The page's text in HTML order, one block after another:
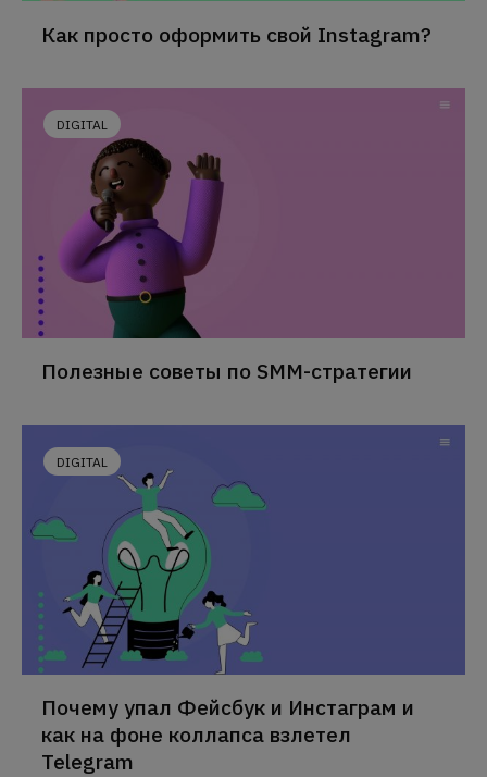
Как просто оформить свой Instagram?
DIGITAL
Полезные советы по SMM-стратегии
DIGITAL
Почему упал Фейсбук и Инстаграм и
как на фоне коллапса взлетел
Telegram